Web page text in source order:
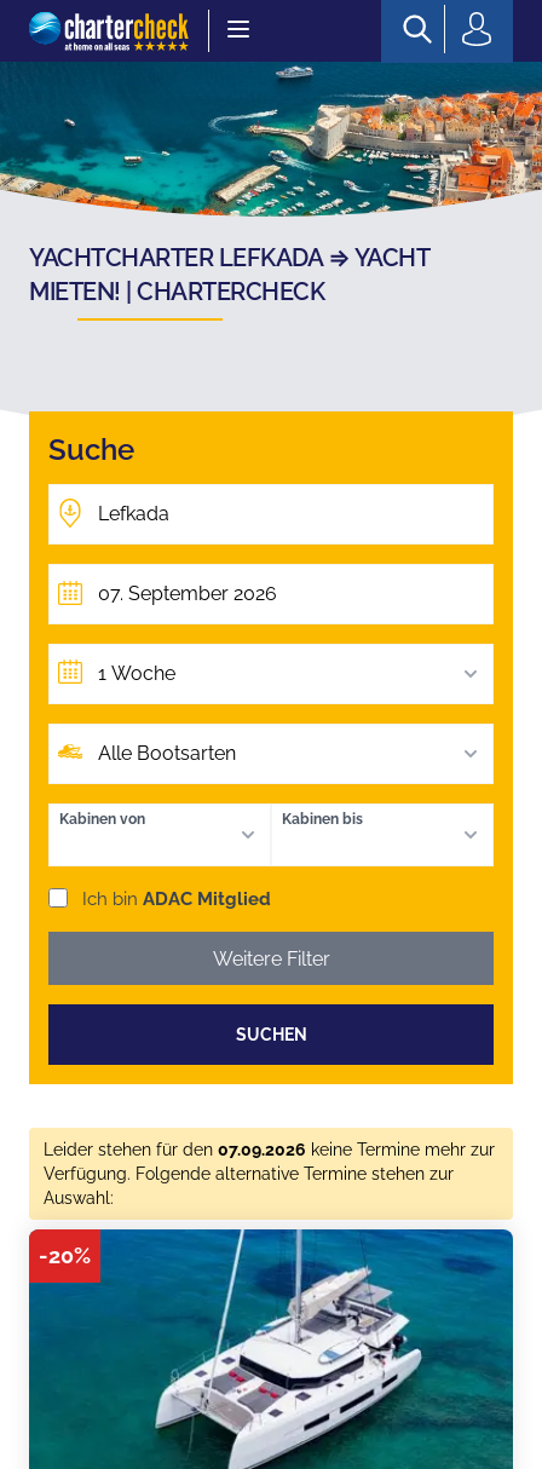
Chartercheck
YACHTCHARTER LEFKADA ⇒ YACHT
MIETEN! | CHARTERCHECK
Suche
1 Woche
Alle Bootsarten
Kabinen von Kabinen bis
Ich bin ADAC Mitglied
Weitere Filter
SUCHEN
Leider stehen für den 07.09.2026 keine Termine mehr zur
Verfügung. Folgende alternative Termine stehen zur
Auswahl:
-20%